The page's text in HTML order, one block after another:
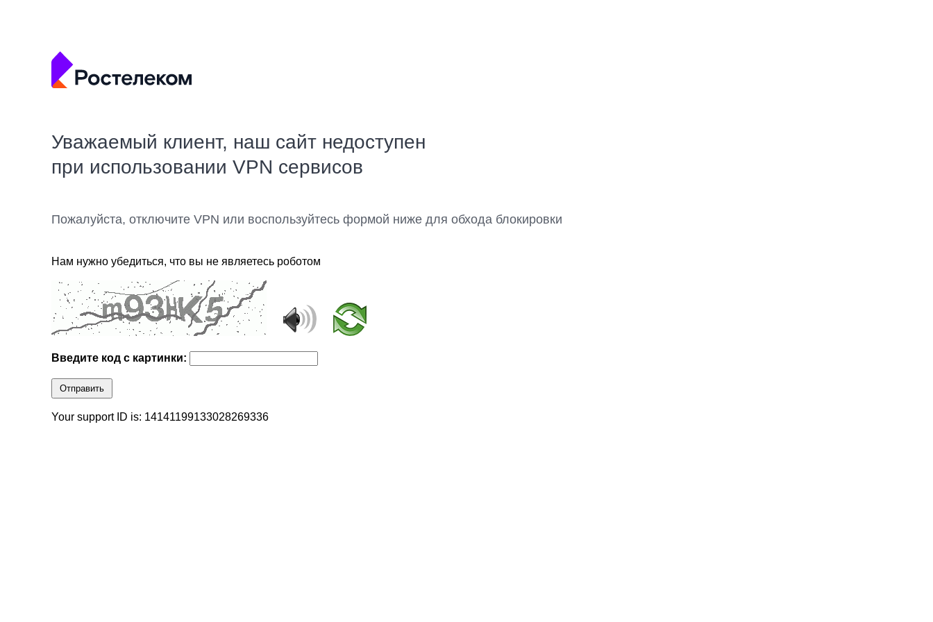
Уважаемый клиент, наш сайт недоступен
при использовании VPN сервисов
Пожалуйста, отключите VPN или воспользуйтесь формой ниже для обхода блокировки
Нам нужно убедиться, что вы не являетесь роботом
Введите код с картинки:
Отправить
Your support ID is: 14141199133028269336